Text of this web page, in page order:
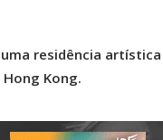
residência artística
Kong.